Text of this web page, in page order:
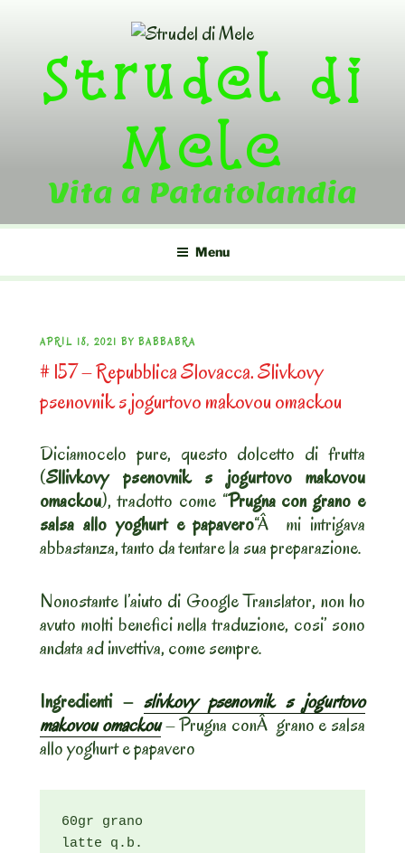
contentStrudel di
Mele
Vita a Patatolandia
Menu
POSTED
ON
APRIL 18, 2021 BY BABBABRA
# 157 – Repubblica Slovacca. Slivkovy
psenovnik s jogurtovo makovou omackou
Diciamocelo pure, questo dolcetto di frutta
(Sllivkovy psenovnik s jogurtovo makovou
omackou), tradotto come “Prugna con grano e
salsa allo yoghurt e papavero“Â mi intrigava
abbastanza, tanto da tentare la sua preparazione.
Nonostante l’aiuto di Google Translator, non ho
avuto molti benefici nella traduzione, cosi’ sono
andata ad invettiva, come sempre.
Ingredienti – slivkovy psenovnik s jogurtovo
makovou omackou– Prugna conÂ grano e salsa
allo yoghurt e papavero
60gr grano
latte q.b.